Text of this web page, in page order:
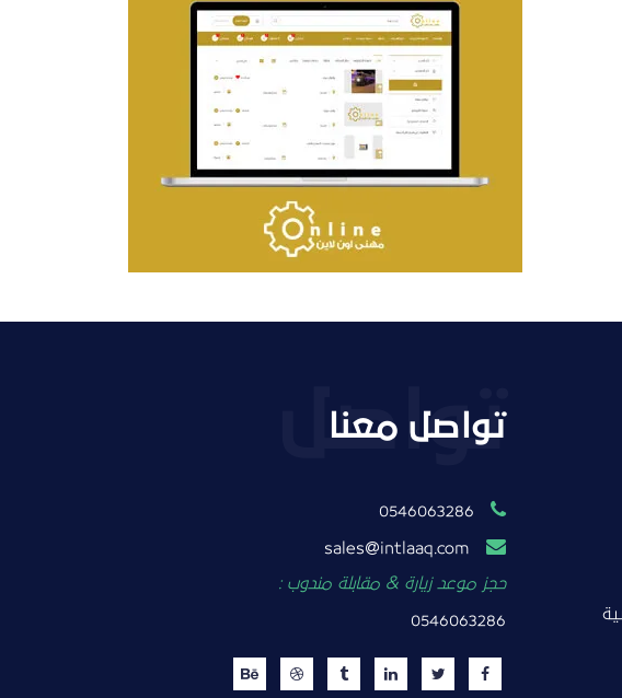
تصميم حراج مهنى
التفاصيل
تواصل معنا
0546063286
intlaaq.com
حجز موعد زيارة & مقابلة مندوب :
0546063286